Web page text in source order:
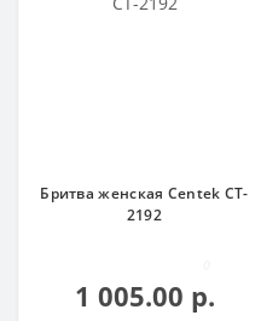
Бритва женская Centek CT-
2192
1 005.00 р.